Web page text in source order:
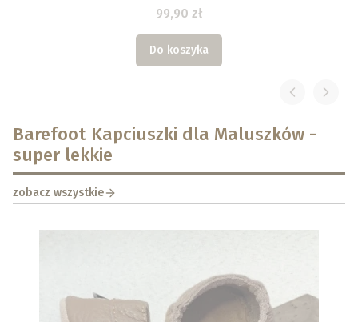
99,90 zł
Do koszyka
Barefoot Kapciuszki dla Maluszków -
super lekkie
zobacz wszystkie